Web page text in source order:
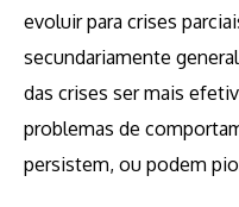
evoluir para crises
secundariamente
das crises ser mais
problemas de
persistem, ou podem